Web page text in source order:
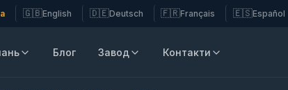
🇬🇧English 🇩🇪Deutsch 🇫🇷Français 🇪🇸Español
Блог Завод Контакти